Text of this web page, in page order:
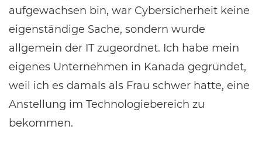
aufgewachsen bin, war Cybersicherheit keine
eigenständige Sache, sondern wurde
allgemein der IT zugeordnet. Ich habe mein
eigenes Unternehmen in Kanada gegründet,
weil ich es damals als Frau schwer hatte, eine
Anstellung im Technologiebereich zu
bekommen.